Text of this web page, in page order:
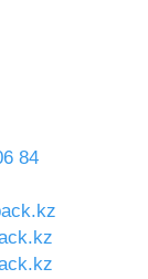
84